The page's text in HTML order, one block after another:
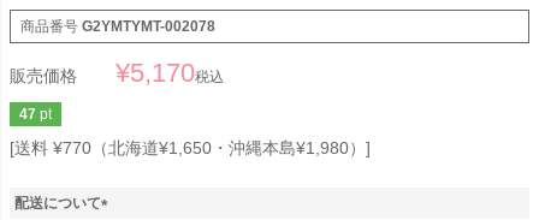
商品番号 G2YMTYMT-002078
販売価格 ¥5,170税込
47 pt
送料 ¥770（北海道¥1,650・沖縄本島¥1,980）
配送について